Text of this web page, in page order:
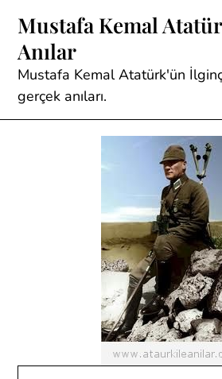
content
Mustafa Kemal
Anılar
Mustafa Kemal Atatürk'ün
gerçek anıları.